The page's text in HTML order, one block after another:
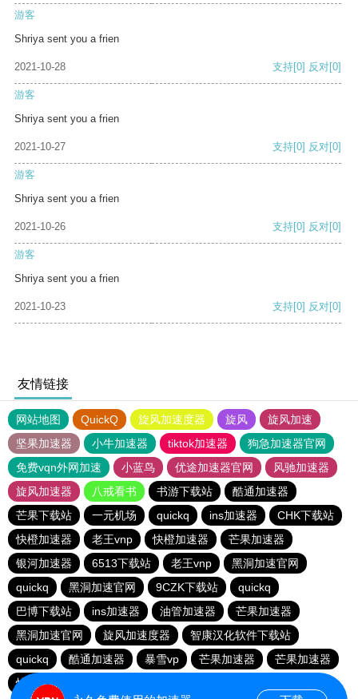
游客
Shriya sent you a frien
2021-10-28 支持[0] 反对[0]
游客
Shriya sent you a frien
2021-10-27 支持[0] 反对[0]
游客
Shriya sent you a frien
2021-10-26 支持[0] 反对[0]
游客
Shriya sent you a frien
2021-10-23 支持[0] 反对[0]
友情链接
网站地图 QuickQ 旋风加速度器 旋风
旋风加速
坚果加速器
小牛加速器 tiktok加速器
狗急加速器官网
免费vqn外网加速
小蓝鸟 优途加速器官网
风驰加速器
旋风加速器
八戒看书 书游下载站
酷通加速器
芒果下载站
一元机场 quickq ins加速器
CHK下载站
快橙加速器
老王vnp 快橙加速器
芒果加速器
银河加速器
6513下载站 老王vnp
黑洞加速官网
quickq
黑洞加速官网 9CZK下载站
quickq
巴博下载站
ins加速器 油管加速器
芒果加速器
黑洞加速官网
旋风加速度器
智康汉化软件下载站
quickq
酷通加速器 暴雪vp 芒果加速器
芒果加速器
快橙加速器